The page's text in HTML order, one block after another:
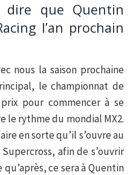
dire que Quentin
l’an prochain
nous la saison prochaine
le championnat de
pour commencer à se
le rythme du mondial MX2.
en sorte qu’il s’ouvre au
afin de s’ouvrir
ce sera à Quentin